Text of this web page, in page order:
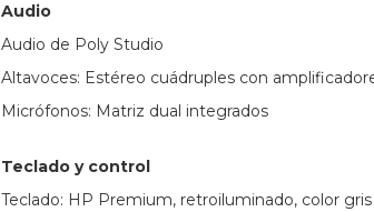
Audio
Audio de Poly Studio
Altavoces: Estéreo cuádruples con
Micrófonos: Matriz dual integrados
Teclado y control
Teclado: HP Premium, retroiluminado, color